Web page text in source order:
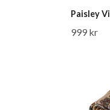
Paisley
999 kr